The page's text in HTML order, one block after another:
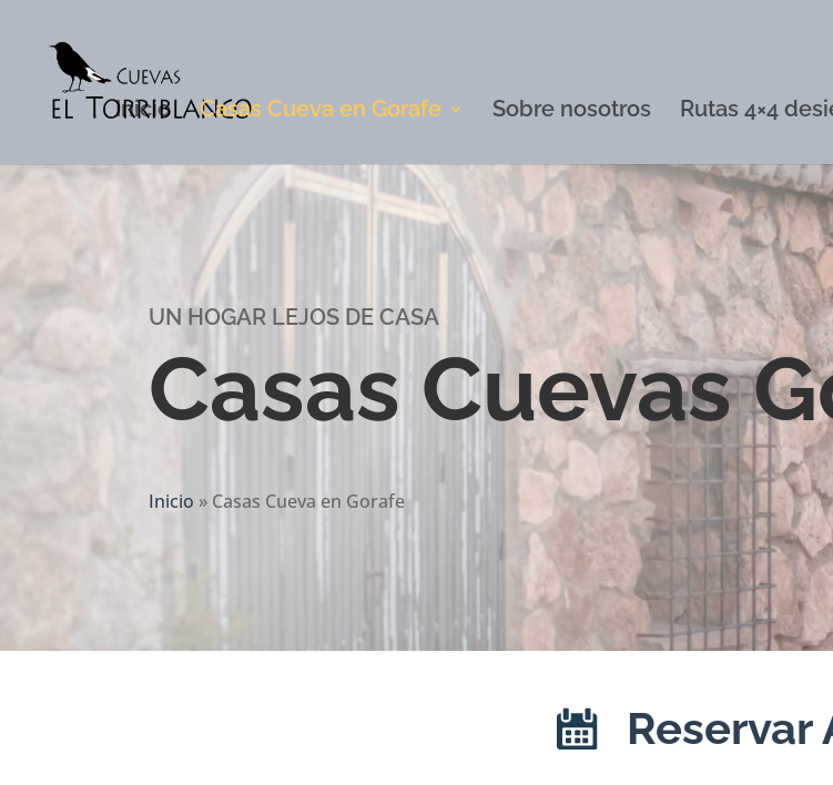
Inicio Casas Cueva en Gorafe Sobre nosotros Rutas 4×4
UN HOGAR LEJOS DE CASA
Casas Cuevas
Inicio » Casas Cueva en Gorafe
Reservar